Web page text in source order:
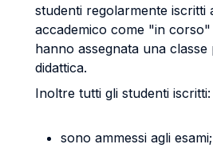
studenti regolarmente iscritti
accademico come "in
hanno assegnata una
didattica.
Inoltre tutti gli studenti iscritti:
sono ammessi agli esami;